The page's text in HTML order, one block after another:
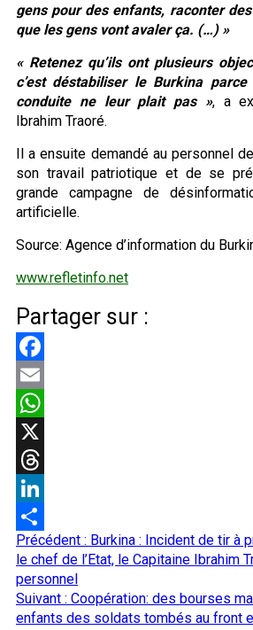
gens pour des enfants, raconter
que les gens vont avaler ça. (…) »
« Retenez qu’ils ont plusieurs
c’est déstabiliser le Burkina
conduite ne leur plait pas », a
Ibrahim Traoré.
Il a ensuite demandé au personnel
son travail patriotique et de se
grande campagne de
artificielle.
Source: Agence d’information du
www.refletinfo.net
Partager sur :
Facebook
Email
WhatsApp
X
Threads
LinkedIn
Partager
Navigation
d’article
Précédent : Burkina : Incident de tir à
le chef de l’Etat, le Capitaine Ibrahim
personnel
Suivant : Coopération: des bourses
enfants des soldats tombés au front